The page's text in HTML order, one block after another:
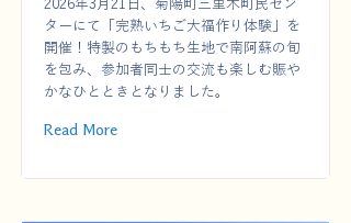
2026年3月21日、菊陽町三里木町民セン
ターにて「完熟いちご大福作り体験」を
開催！特製のもちもち生地で南阿蘇の旬
を包み、参加者同士の交流も楽しむ賑や
かなひとときとなりました。
Read More